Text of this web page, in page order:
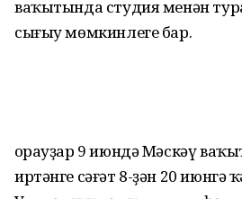
ваҡытында студия менән
сығыу мөмкинлеге бар.
Һорауҙар 9 июндә Мәскәү
иртәнге сәғәт 8-ҙән 20 июнгә